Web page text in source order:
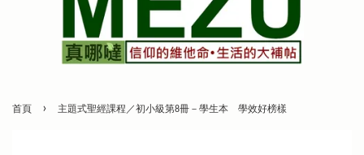
首頁 › 主題式聖經課程／初小級第8冊－學生本 學效好榜樣